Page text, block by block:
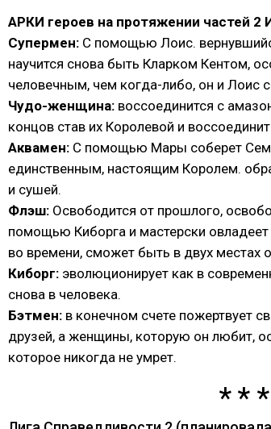
АРКИ героев на протяжении частей 2
Супермен: С помощью Лоис.
научится снова быть Кларком Кентом,
человечным, чем когда-либо, он и Лоис
Чудо-женщина: воссоединится с
концов став их Королевой и
Аквамен: С помощью Мары соберет
единственным, настоящим Королем.
и сушей.
Флэш: Освободится от прошлого,
помощью Киборга и мастерски
во времени, сможет быть в двух местах
Киборг: эволюционирует как в
снова в человека.
Бэтмен: в конечном счете пожертвует
друзей, а женщины, которую он любит,
которое никогда не умрет.